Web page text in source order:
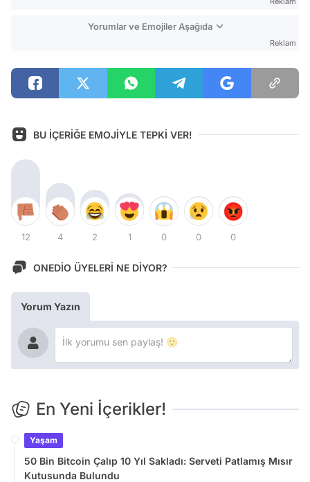
Yorumlar ve Emojiler Aşağıda
Reklam
BU İÇERİĞE EMOJİYLE TEPKİ VER!
12 4 2 1 0 0 0
ONEDİO ÜYELERİ NE DİYOR?
Yorum Yazın
En Yeni İçerikler!
Yaşam
50 Bin Bitcoin Çalıp 10 Yıl Sakladı: Serveti Patlamış Mısır
Kutusunda Bulundu